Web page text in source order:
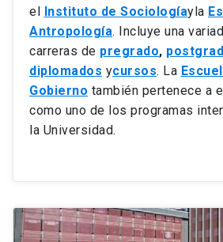
el Instituto de Sociologíayla
Antropología. Incluye una
carreras de pregrado,
diplomados ycursos. La
Gobierno también pertenece a
como uno de los programas
la Universidad.